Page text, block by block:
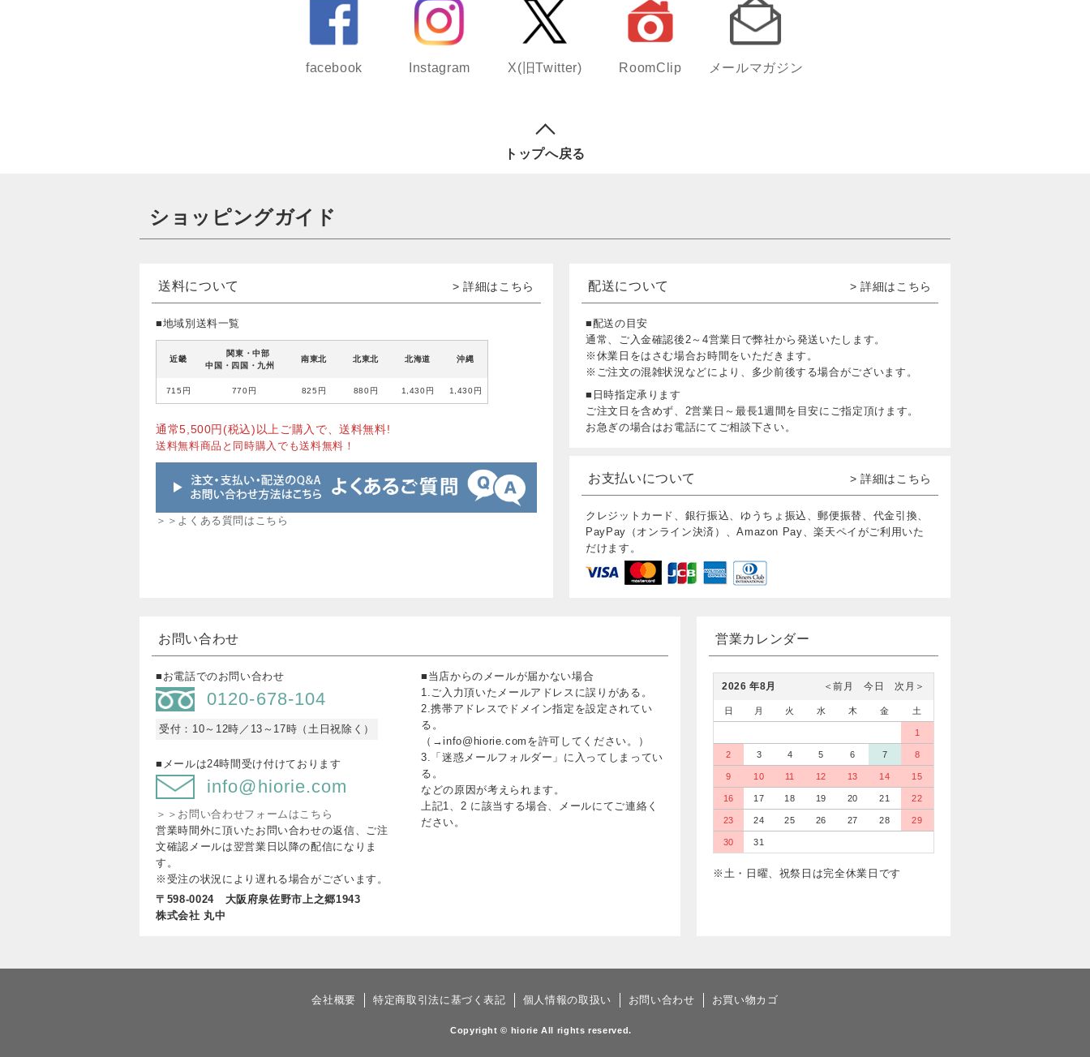
facebook Instagram X(旧Twitter) RoomClip メールマガジン
トップへ戻る
ショッピングガイド
送料について > 詳細はこちら
■地域別送料一覧
近畿
関東・中部
中国・四国・九州
南東北 北東北 北海道 沖縄
715円 770円 825円 880円 1,430円 1,430円
通常5,500円(税込)以上ご購入で、送料無料!
送料無料商品と同時購入でも送料無料！
＞＞よくある質問はこちら
配送について > 詳細はこちら
■配送の目安
通常、ご入金確認後2～4営業日で弊社から発送いたします。
※休業日をはさむ場合お時間をいただきます。
※ご注文の混雑状況などにより、多少前後する場合がございます。
■日時指定承ります
ご注文日を含めず、2営業日～最長1週間を目安にご指定頂けます。
お急ぎの場合はお電話にてご相談下さい。
お支払いについて > 詳細はこちら
クレジットカード、銀行振込、ゆうちょ振込、郵便振替、代金引換、
PayPay（オンライン決済）、Amazon Pay、楽天ペイがご利用いた
だけます。
お問い合わせ
■お電話でのお問い合わせ
0120-678-104
受付：10～12時／13～17時（土日祝除く）
■メールは24時間受け付けております
info@hiorie.com
＞＞お問い合わせフォームはこちら
営業時間外に頂いたお問い合わせの返信、ご注
文確認メールは翌営業日以降の配信になりま
す。
※受注の状況により遅れる場合がございます。
〒598-0024 大阪府泉佐野市上之郷1943
株式会社 丸中
■当店からのメールが届かない場合
1.ご入力頂いたメールアドレスに誤りがある。
2.携帯アドレスでドメイン指定を設定されてい
る。
（→info@hiorie.comを許可してください。）
3.「迷惑メールフォルダー」に入ってしまってい
る。
などの原因が考えられます。
上記1、2 に該当する場合、メールにてご連絡く
ださい。
営業カレンダー
※土・日曜、祝祭日は完全休業日です
2026 年8月 次月＞
今日
＜前月
日 月 火 水 木 金 土
1
2 3 4 5 6 7 8
9 10 11 12 13 14 15
16 17 18 19 20 21 22
23 24 25 26 27 28 29
30 31
会社概要 特定商取引法に基づく表記 個人情報の取扱い お問い合わせ お買い物カゴ
Copyright © hiorie All rights reserved.